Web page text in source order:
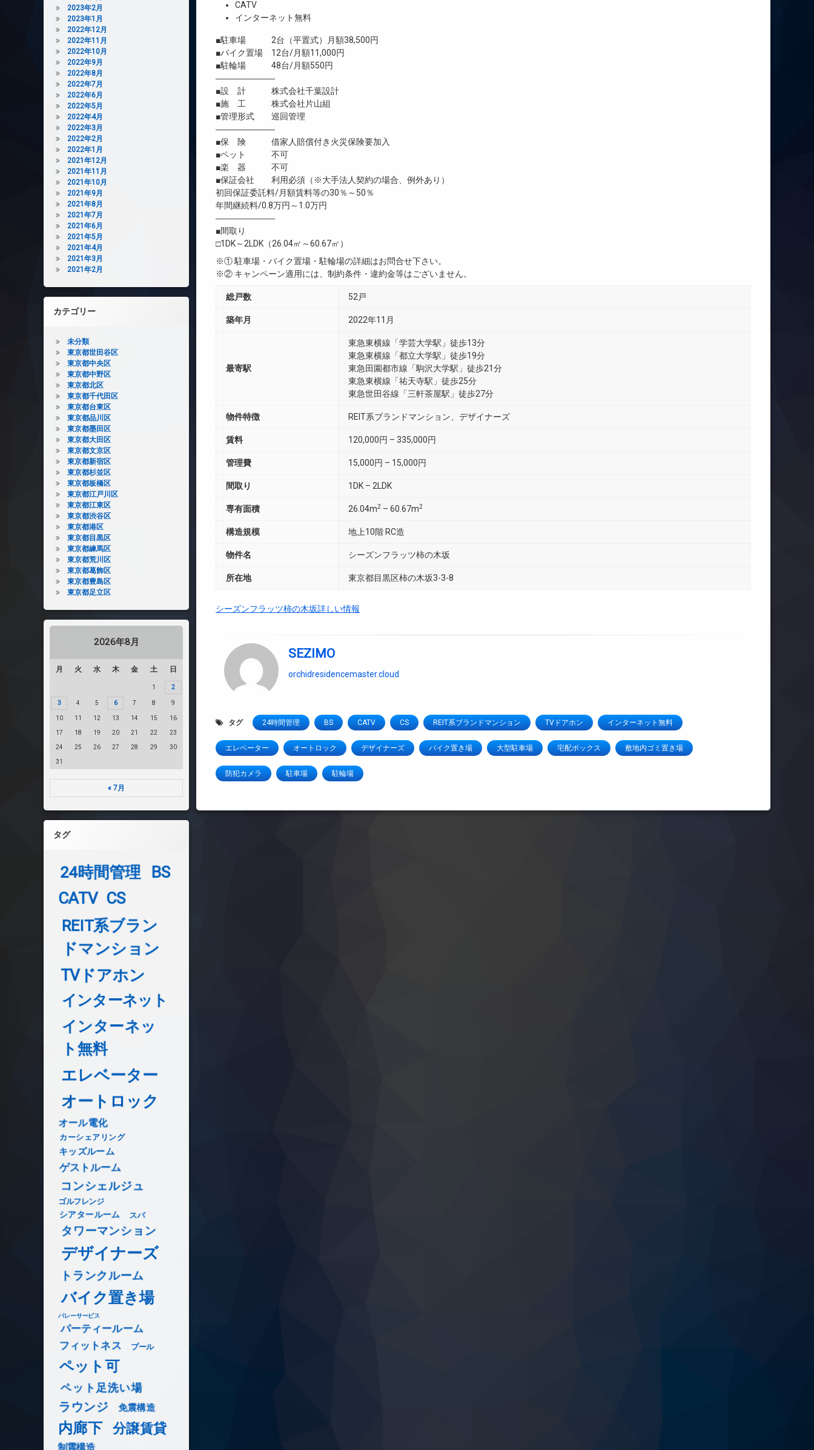
CATV
インターネット無料
■駐車場 2台（平置式）月額38,500円
■バイク置場 12台/月額11,000円
■駐輪場 48台/月額550円
―――――――
■設 計 株式会社千葉設計
■施 工 株式会社片山組
■管理形式 巡回管理
―――――――
■保 険 借家人賠償付き火災保険要加入
■ペット 不可
■楽 器 不可
■保証会社 利用必須（※大手法人契約の場合、例外あり）
初回保証委託料/月額賃料等の30％～50％
年間継続料/0.8万円～1.0万円
―――――――
■間取り
□1DK～2LDK（26.04㎡～60.67㎡）
※① 駐車場・バイク置場・駐輪場の詳細はお問合せ下さい。
※② キャンペーン適用には、制約条件・違約金等はございません。
総戸数 52戸
築年月 2022年11月
最寄駅
東急東横線「学芸大学駅」徒歩13分
東急東横線「都立大学駅」徒歩19分
東急田園都市線「駒沢大学駅」徒歩21分
東急東横線「祐天寺駅」徒歩25分
東急世田谷線「三軒茶屋駅」徒歩27分
物件特徴 REIT系ブランドマンション、デザイナーズ
賃料 120,000円 – 335,000円
管理費 15,000円 – 15,000円
間取り 1DK – 2LDK
専有面積 26.04m2 – 60.67m2
構造規模 地上10階 RC造
物件名 シーズンフラッツ柿の木坂
所在地 東京都目黒区柿の木坂3-3-8
シーズンフラッツ柿の木坂詳しい情報
SEZIMO
orchidresidencemaster.cloud
タグ 24時間管理 BS CATV CS REIT系ブランドマンション TVドアホン インターネット無料
エレベーター オートロック デザイナーズ バイク置き場 大型駐車場 宅配ボックス 敷地内ゴミ置き場
防犯カメラ 駐車場 駐輪場
2023年2月
2023年1月
2022年12月
2022年11月
2022年10月
2022年9月
2022年8月
2022年7月
2022年6月
2022年5月
2022年4月
2022年3月
2022年2月
2022年1月
2021年12月
2021年11月
2021年10月
2021年9月
2021年8月
2021年7月
2021年6月
2021年5月
2021年4月
2021年3月
2021年2月
カテゴリー
未分類
東京都世田谷区
東京都中央区
東京都中野区
東京都北区
東京都千代田区
東京都台東区
東京都品川区
東京都墨田区
東京都大田区
東京都文京区
東京都新宿区
東京都杉並区
東京都板橋区
東京都江戸川区
東京都江東区
東京都渋谷区
東京都港区
東京都目黒区
東京都練馬区
東京都荒川区
東京都葛飾区
東京都豊島区
東京都足立区
2026年8月
月 火 水 木 金 土 日
1 2
3 4 5 6 7 8 9
10 11 12 13 14 15 16
17 18 19 20 21 22 23
24 25 26 27 28 29 30
31
« 7月
タグ
24時間管理
BS
CATV CS
REIT系ブラン
ドマンション
TVドアホン
インターネット
インターネッ
ト無料
エレベーター
オートロック
オール電化
カーシェアリング
キッズルーム
ゲストルーム
コンシェルジュ
ゴルフレンジ
シアタールーム スパ
タワーマンション
デザイナーズ
トランクルーム
バイク置き場
バレーサービス
パーティールーム
フィットネス プール
ペット可
ペット足洗い場
ラウンジ 免震構造
内廊下 分譲賃貸
制震構造